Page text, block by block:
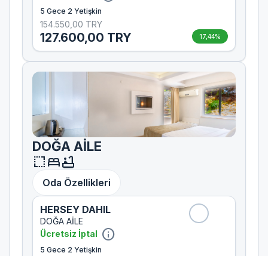
5 Gece 2 Yetişkin
154.550,00 TRY
127.600,00 TRY 17,44%
DOĞA AİLE
resizebedbathtub
Oda Özellikleri
HERSEY DAHIL
DOĞA AİLE
Ücretsiz İptal info
5 Gece 2 Yetişkin